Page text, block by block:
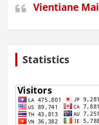
Vientiane Mai
Statistics